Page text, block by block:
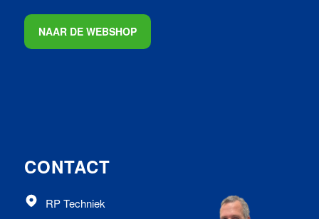
NAAR DE WEBSHOP
CONTACT
RP Techniek